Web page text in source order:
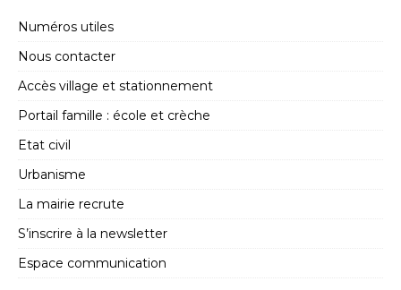
Numéros utiles
Nous contacter
Accès village et stationnement
Portail famille : école et crèche
Etat civil
Urbanisme
La mairie recrute
S’inscrire à la newsletter
Espace communication